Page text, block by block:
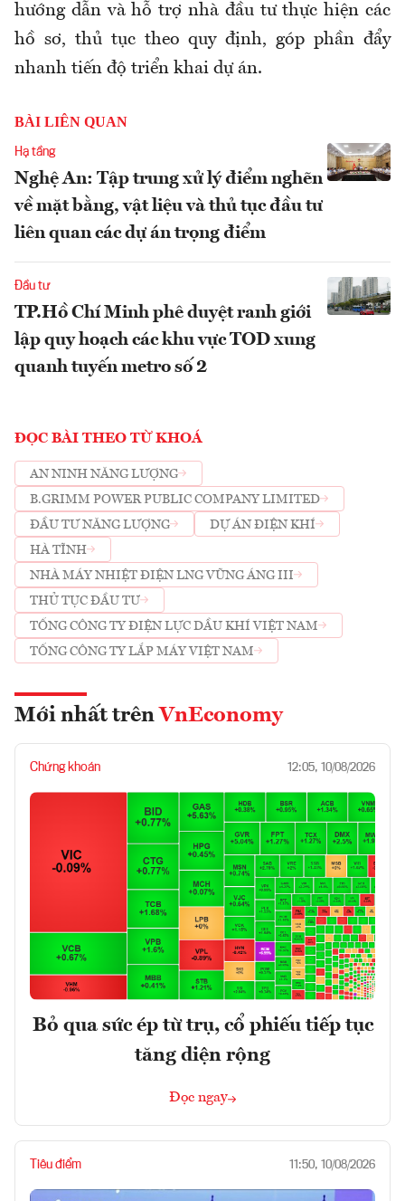
hướng dẫn và hỗ trợ nhà đầu tư thực hiện các
hồ sơ, thủ tục theo quy định, góp phần đẩy
nhanh tiến độ triển khai dự án.
BÀI LIÊN QUAN
Hạ tầng
Nghệ An: Tập trung xử lý điểm nghẽn
về mặt bằng, vật liệu và thủ tục đầu tư
liên quan các dự án trọng điểm
Đầu tư
TP.Hồ Chí Minh phê duyệt ranh giới
lập quy hoạch các khu vực TOD xung
quanh tuyến metro số 2
ĐỌC BÀI THEO TỪ KHOÁ
AN NINH NĂNG LƯỢNG
B.GRIMM POWER PUBLIC COMPANY LIMITED
ĐẦU TƯ NĂNG LƯỢNG
DỰ ÁN ĐIỆN KHÍ
HÀ TĨNH
NHÀ MÁY NHIỆT ĐIỆN LNG VŨNG ÁNG III
THỦ TỤC ĐẦU TƯ
TỔNG CÔNG TY ĐIỆN LỰC DẦU KHÍ VIỆT NAM
TỔNG CÔNG TY LẮP MÁY VIỆT NAM
Mới nhất trên VnEconomy
Chứng khoán 12:05, 10/08/2026
Bỏ qua sức ép từ trụ, cổ phiếu tiếp tục
tăng diện rộng
Đọc ngay
Tiêu điểm 11:50, 10/08/2026